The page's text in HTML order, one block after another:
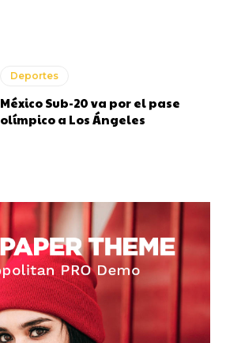
Deportes
México Sub-20 va por el pase
olímpico a Los Ángeles